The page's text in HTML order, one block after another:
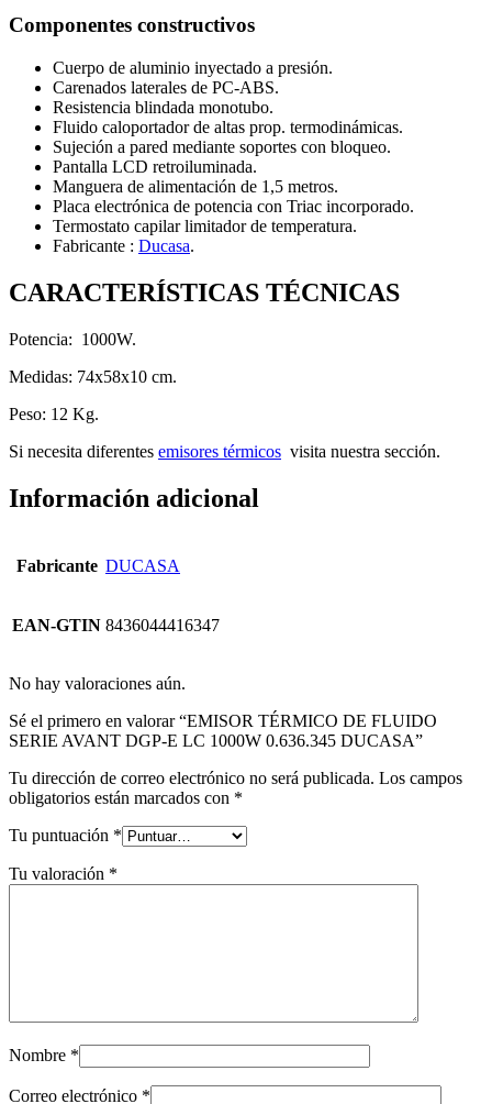
Componentes constructivos
Cuerpo de aluminio inyectado a presión.
Carenados laterales de PC-ABS.
Resistencia blindada monotubo.
Fluido caloportador de altas prop. termodinámicas.
Sujeción a pared mediante soportes con bloqueo.
Pantalla LCD retroiluminada.
Manguera de alimentación de 1,5 metros.
Placa electrónica de potencia con Triac incorporado.
Termostato capilar limitador de temperatura.
Fabricante : Ducasa.
CARACTERÍSTICAS TÉCNICAS
Potencia: 1000W.
Medidas: 74x58x10 cm.
Peso: 12 Kg.
Si necesita diferentes emisores térmicos visita nuestra sección.
Información adicional
Fabricante DUCASA
EAN-GTIN 8436044416347
No hay valoraciones aún.
Sé el primero en valorar “EMISOR TÉRMICO DE FLUIDO
SERIE AVANT DGP-E LC 1000W 0.636.345 DUCASA”
Tu dirección de correo electrónico no será publicada. Los campos
obligatorios están marcados con *
Tu puntuación *
Tu valoración *
Nombre *
Correo electrónico *